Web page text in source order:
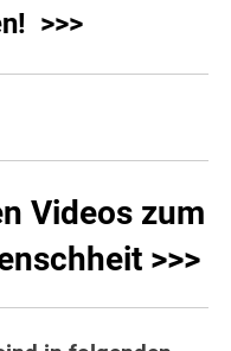
>>>
Videos zum
>>>